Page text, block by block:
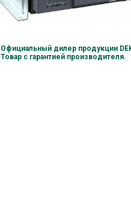
Официальный дилер продукции
Товар с гарантией производителя.